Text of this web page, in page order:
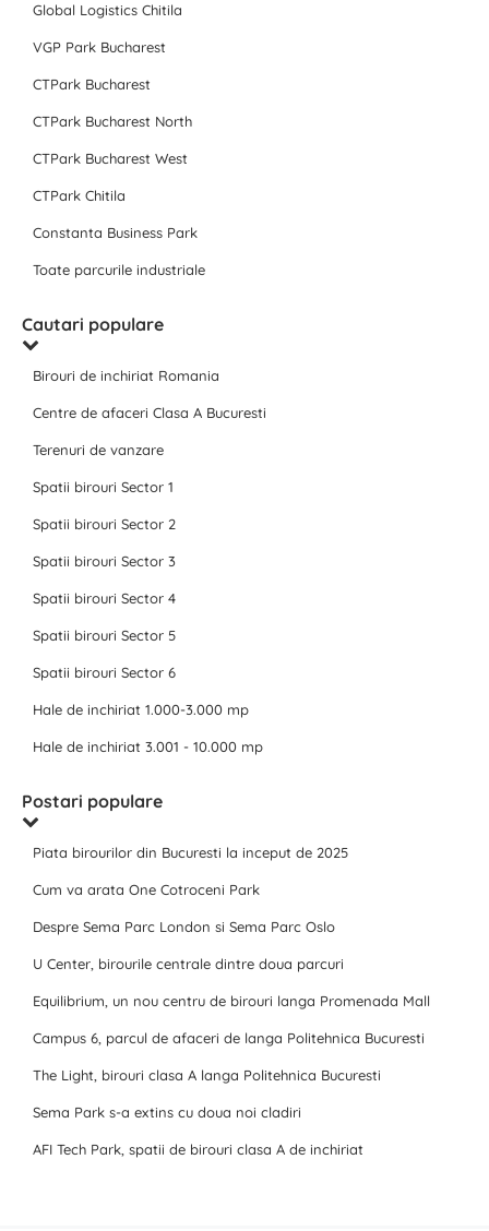
Global Logistics Chitila
VGP Park Bucharest
CTPark Bucharest
CTPark Bucharest North
CTPark Bucharest West
CTPark Chitila
Constanta Business Park
Toate parcurile industriale
Cautari populare
Birouri de inchiriat Romania
Centre de afaceri Clasa A Bucuresti
Terenuri de vanzare
Spatii birouri Sector 1
Spatii birouri Sector 2
Spatii birouri Sector 3
Spatii birouri Sector 4
Spatii birouri Sector 5
Spatii birouri Sector 6
Hale de inchiriat 1.000-3.000 mp
Hale de inchiriat 3.001 - 10.000 mp
Postari populare
Piata birourilor din Bucuresti la inceput de 2025
Cum va arata One Cotroceni Park
Despre Sema Parc London si Sema Parc Oslo
U Center, birourile centrale dintre doua parcuri
Equilibrium, un nou centru de birouri langa Promenada Mall
Campus 6, parcul de afaceri de langa Politehnica Bucuresti
The Light, birouri clasa A langa Politehnica Bucuresti
Sema Park s-a extins cu doua noi cladiri
AFI Tech Park, spatii de birouri clasa A de inchiriat